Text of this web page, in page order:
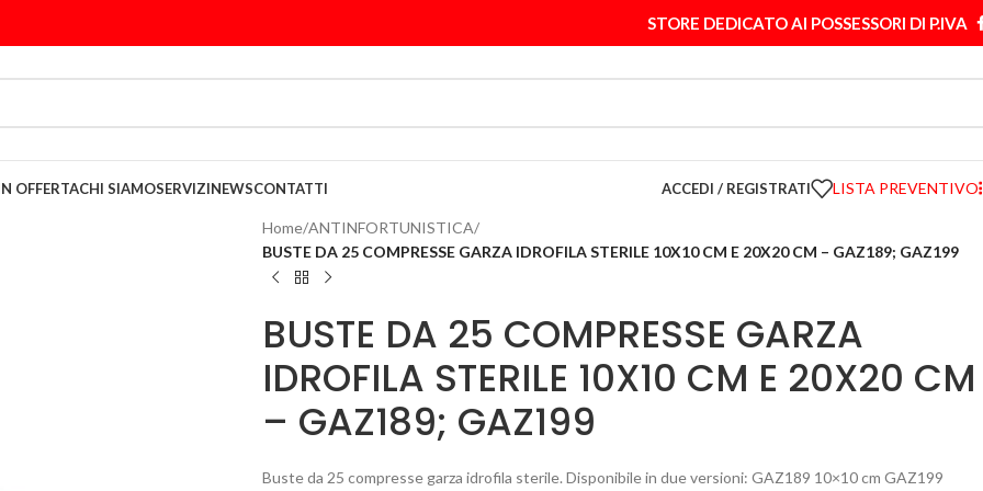
STORE DEDICATO AI POSSESSORI DI P.IVA
OFFERTACHI SIAMOSERVIZINEWSCONTATTI ACCEDI / REGISTRATI LISTA PREVENTIVO
Home/ANTINFORTUNISTICA/
BUSTE DA 25 COMPRESSE GARZA IDROFILA STERILE 10X10 CM E 20X20 CM – GAZ189; GAZ199
BUSTE DA 25 COMPRESSE GARZA
IDROFILA STERILE 10X10 CM E 20X20 CM
– GAZ189; GAZ199
Buste da 25 compresse garza idrofila sterile. Disponibile in due versioni: GAZ189 10×10 cm GAZ199